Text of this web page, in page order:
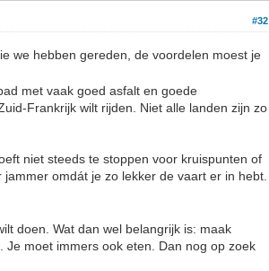
#32
we hebben gereden, de voordelen moest je
met vaak goed asfalt en goede
Frankrijk wilt rijden. Niet alle landen zijn zo
niet steeds te stoppen voor kruispunten of
omdát je zo lekker de vaart er in hebt.
doen. Wat dan wel belangrijk is: maak
moet immers ook eten. Dan nog op zoek